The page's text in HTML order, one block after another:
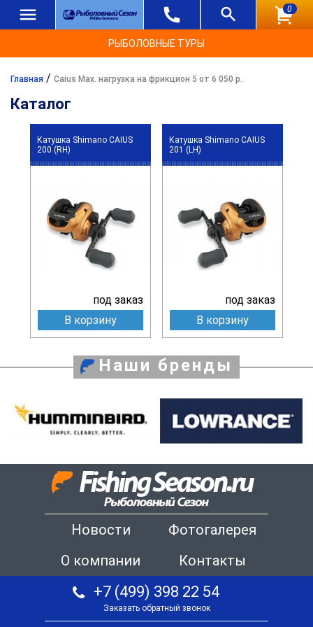
0
РЫБОЛОВНЫЕ ТУРЫ
Главная / Caius Max. нагрузка на фрикцион 5 от 6 050 р.
Каталог
Катушка Shimano CAIUS
200 (RH)
под заказ
В корзину
Катушка Shimano CAIUS
201 (LH)
под заказ
В корзину
Наши бренды
Новости
Фотогалерея
О компании
Контакты
+7 (499) 398 22 54
Заказать обратный звонок